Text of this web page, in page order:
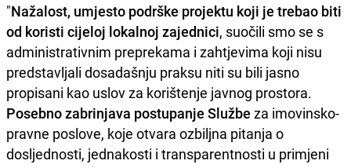
"Nažalost, umjesto podrške projektu koji je trebao biti
od koristi cijeloj lokalnoj zajednici, suočili smo se s
administrativnim preprekama i zahtjevima koji nisu
predstavljali dosadašnju praksu niti su bili jasno
propisani kao uslov za korištenje javnog prostora.
Posebno zabrinjava postupanje Službe za imovinsko-
pravne poslove, koje otvara ozbiljna pitanja o
dosljednosti, jednakosti i transparentnosti u primjeni